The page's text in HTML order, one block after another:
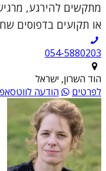
מתקשים להירגע,
או תקועים בדפוסים
054-5880203
הוד השרון, ישראל
לפרטים
הודעה לווטסאפ